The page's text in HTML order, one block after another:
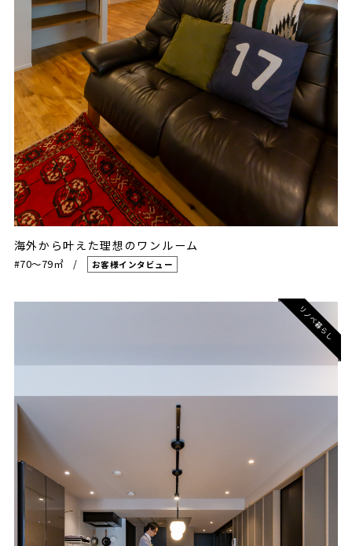
海外から叶えた理想のワンルーム
#70〜79㎡ お客様インタビュー
リノベ暮らし